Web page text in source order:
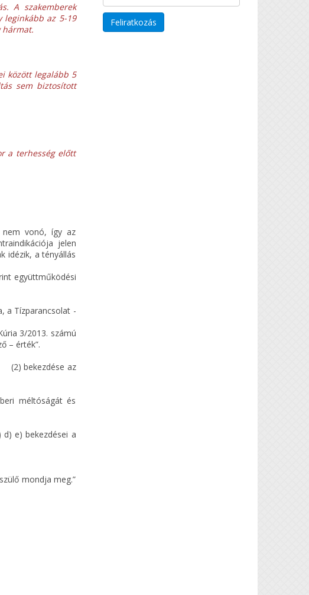
A szakemberek
az 5-19
hármat.
között legalább 5
sem biztosított
a terhesség előtt
nem vonó, így az
jelen
idézik, a tényállás
együttműködési
a Tízparancsolat -
3/2013. számú
– érték”.
az
méltóságát és
e) bekezdései a
mondja meg.”